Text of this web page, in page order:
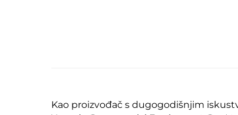
Kao proizvođač s dugogodišnjim